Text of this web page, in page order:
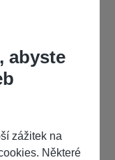
abyste
zážitek na
Některé